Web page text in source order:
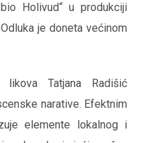
Holivud“ u produkciji
je doneta većinom
Tatjana Radišić
narative. Efektnim
elemente lokalnog i